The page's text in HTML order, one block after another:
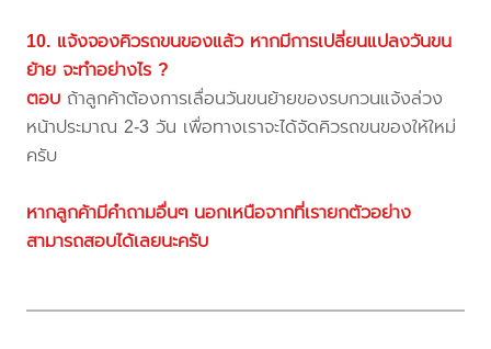
10. แจ้งจองคิวรถขนของแล้ว หากมีการเปลี่ยนแปลงวันขน
ย้าย จะทำอย่างไร ?
ตอบ ถ้าลูกค้าต้องการเลื่อนวันขนย้ายของรบกวนแจ้งล่วง
หน้าประมาณ 2-3 วัน เพื่อทางเราจะได้จัดคิวรถขนของให้ใหม่
ครับ
หากลูกค้ามีคำถามอื่นๆ นอกเหนือจากที่เรายกตัวอย่าง
สามารถสอบได้เลยนะครับ